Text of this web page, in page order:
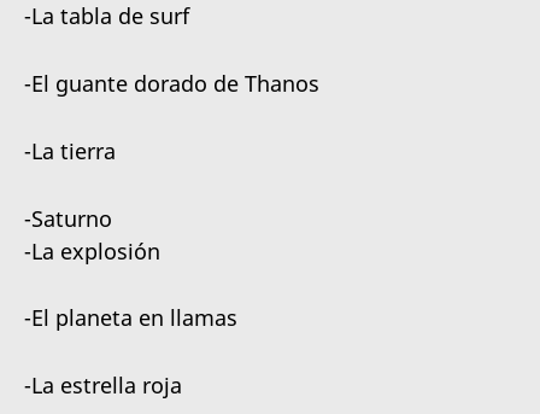
-La tabla de surf
-El guante dorado de Thanos
-La tierra
-Saturno
-La explosión
-El planeta en llamas
-La estrella roja